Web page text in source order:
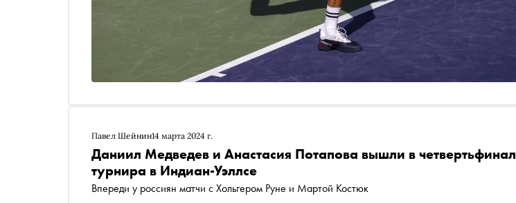
Павел Шейнин14 марта 2024 г.
Даниил Медведев и Анастасия Потапова вышли в четвертьфинал
турнира в Индиан-Уэллсе
Впереди у россиян матчи с Хольгером Руне и Мартой Костюк